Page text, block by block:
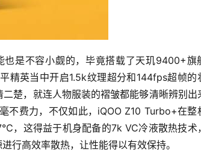
是不容小觑的，毕竟搭载了天玑9400+旗
精英当中开启1.5k纹理超分和144fps超帧的
楚，就连人物服装的褶皱都能够清晰辨别出
不费力，不仅如此，iQOO Z10 Turbo+在整
，这得益于机身配备的7k VC冷液散热技术
行高效率散热，让性能得以有效保持。